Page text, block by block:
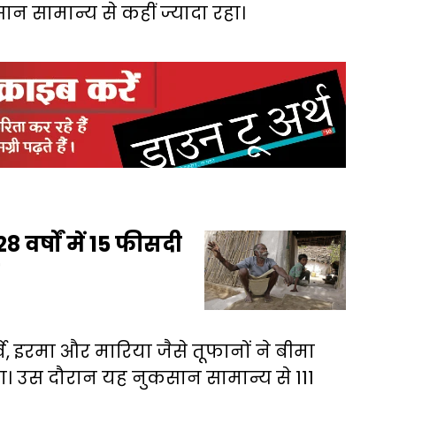
सामान्य से कहीं ज्यादा रहा।
में 15 फीसदी
इरमा और मारिया जैसे तूफानों ने बीमा
उस दौरान यह नुकसान सामान्य से 111